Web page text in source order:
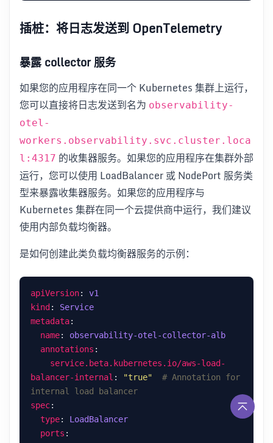
插桩：将日志发送到 OpenTelemetry
暴露 collector 服务
如果您的应用程序在同一个 Kubernetes 集群上运行，
您可以直接将日志发送到名为 observability-
otel-
workers.observability.svc.cluster.loca
l:4317 的收集器服务。如果您的应用程序在集群外部
运行，您可以使用 LoadBalancer 或 NodePort 服务类
型来暴露收集器服务。如果您的应用程序与
Kubernetes 集群在同一个云提供商中运行，我们建议
使用内部负载均衡器。
是如何创建此类负载均衡器服务的示例：
apiVersion: v1
kind : Service
metadata
name: observability-otel-collector-alb
annotations
service.beta.kubernetes.io/aws-load-
balancer-internal : "true"
# Annotation for
internal load balancer
spec
type: LoadBalancer
ports